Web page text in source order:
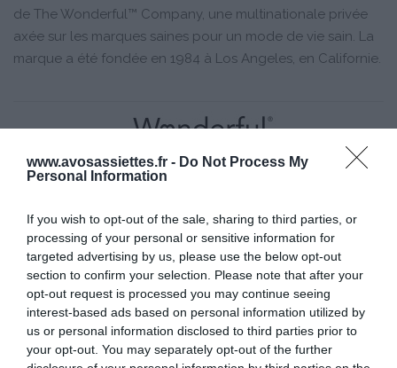
www.avosassiettes.fr - Do Not Process My
Personal Information
If you wish to opt-out of the sale, sharing to third parties, or
processing of your personal or sensitive information for
targeted advertising by us, please use the below opt-out
section to confirm your selection. Please note that after your
opt-out request is processed you may continue seeing
interest-based ads based on personal information utilized by
us or personal information disclosed to third parties prior to
your opt-out. You may separately opt-out of the further
de The Wonderful™ Company, une multinationale privée
axée sur les marques saines pour un mode de vie sain. La
marque a été fondée en 1984 à Los Angeles, en Californie.
wonderfulpistachios.fr
© Wonderful® Pistachios | Crédits Photos : © Wonderful® Brands
Mots-clés Cranberries Granola® Noix de Coco